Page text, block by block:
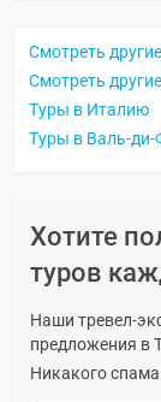
Смотреть
Смотреть
Туры в Италию
Туры в Валь-ди-
Хотите
туров
Наши тревел-
предложения в
Никакого